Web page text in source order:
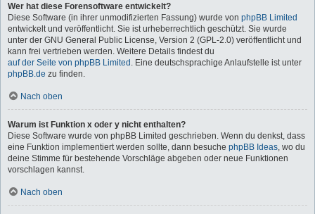
Wer hat diese Forensoftware entwickelt?
Diese Software (in ihrer unmodifizierten Fassung) wurde von phpBB Limited
entwickelt und veröffentlicht. Sie ist urheberrechtlich geschützt. Sie wurde
unter der GNU General Public License, Version 2 (GPL-2.0) veröffentlicht und
kann frei vertrieben werden. Weitere Details findest du
auf der Seite von phpBB Limited . Eine deutschsprachige Anlaufstelle ist unter
phpBB.de zu finden.
Nach oben
Warum ist Funktion x oder y nicht enthalten?
Diese Software wurde von phpBB Limited geschrieben. Wenn du denkst, dass
eine Funktion implementiert werden sollte, dann besuche phpBB Ideas, wo du
deine Stimme für bestehende Vorschläge abgeben oder neue Funktionen
vorschlagen kannst.
Nach oben